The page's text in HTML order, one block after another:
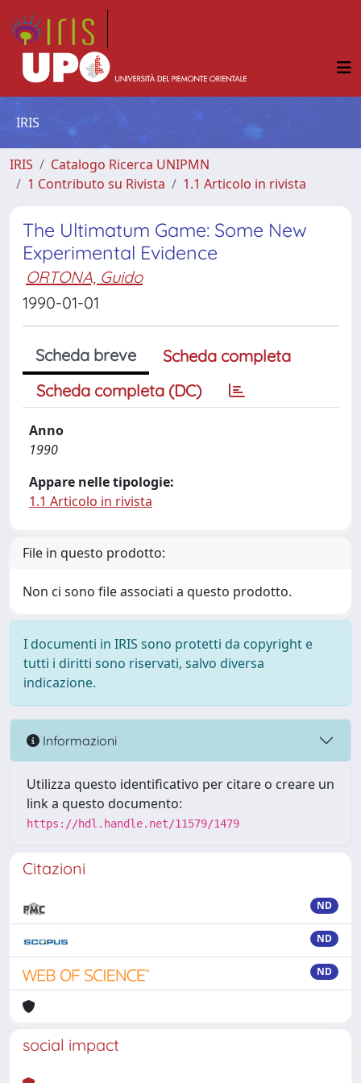
IRIS
IRIS
Catalogo Ricerca UNIPMN
1 Contributo su Rivista
1.1 Articolo in rivista
The Ultimatum Game: Some New
Experimental Evidence
ORTONA, Guido
1990-01-01
Scheda breve
Scheda completa
Scheda completa (DC)
Anno
1990
Appare nelle tipologie:
1.1 Articolo in rivista
File in questo prodotto:
Non ci sono file associati a questo prodotto.
I documenti in IRIS sono protetti da copyright e
tutti i diritti sono riservati, salvo diversa
indicazione.
Informazioni
Utilizza questo identificativo per citare o creare un
link a questo documento:
https://hdl.handle.net/11579/1479
Citazioni
ND
ND
ND
social impact